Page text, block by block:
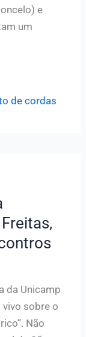
e
um
de cordas
da Unicamp
vivo sobre o
Não